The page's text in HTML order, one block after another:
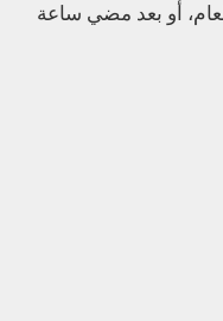
أو بعد مضي ساعة